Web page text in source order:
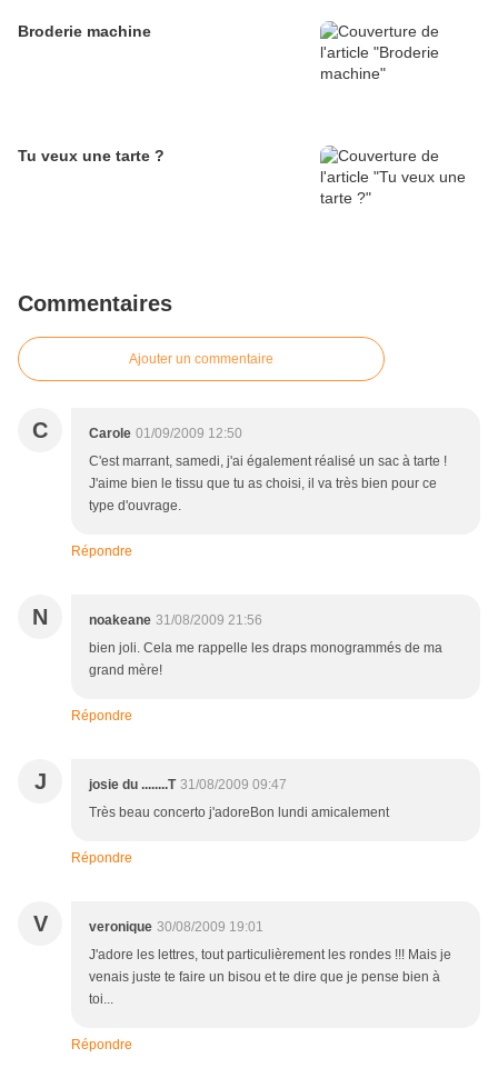
Broderie machine
Tu veux une tarte ?
Commentaires
Ajouter un commentaire
C Carole 01/09/2009 12:50
C'est marrant, samedi, j'ai également réalisé un sac à tarte !
J'aime bien le tissu que tu as choisi, il va très bien pour ce
type d'ouvrage.
Répondre
N noakeane 31/08/2009 21:56
bien joli. Cela me rappelle les draps monogrammés de ma
grand mère!
Répondre
J josie du ........T 31/08/2009 09:47
Très beau concerto j'adoreBon lundi amicalement
Répondre
V veronique 30/08/2009 19:01
J'adore les lettres, tout particulièrement les rondes !!! Mais je
venais juste te faire un bisou et te dire que je pense bien à
toi...
Répondre